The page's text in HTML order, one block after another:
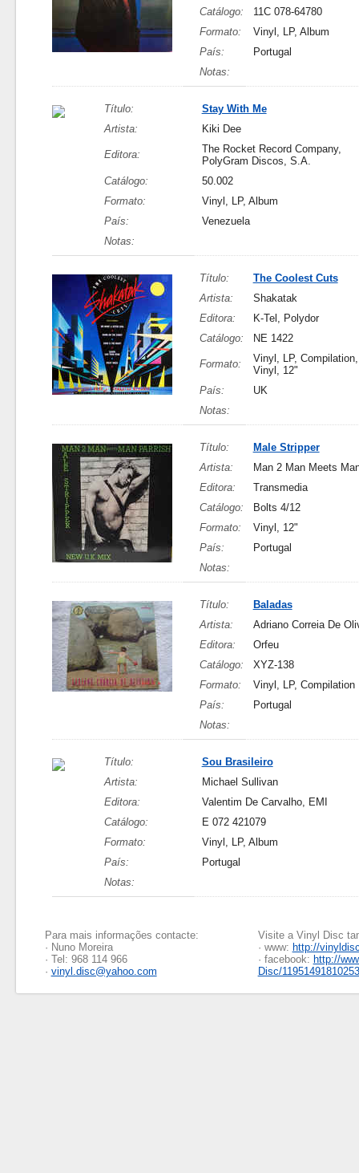
Catálogo:
11C 078-64780
Formato:
Vinyl, LP, Album
País:
Portugal
Notas:
Título:
Stay With Me
Artista:
Kiki Dee
Editora:
The Rocket Record Company,
PolyGram Discos, S.A.
Catálogo:
50.002
Formato:
Vinyl, LP, Album
País:
Venezuela
Notas:
Título:
The Coolest Cuts
Artista:
Shakatak
Editora:
K-Tel, Polydor
Catálogo:
NE 1422
Formato:
Vinyl, LP,
Vinyl, 12"
País:
UK
Notas:
Título:
Male Stripper
Artista:
Man 2 Man Meets
Editora:
Transmedia
Catálogo:
Bolts 4/12
Formato:
Vinyl, 12"
País:
Portugal
Notas:
Título:
Baladas
Artista:
Adriano Correia De
Editora:
Orfeu
Catálogo:
XYZ-138
Formato:
Vinyl, LP, Compilation
País:
Portugal
Notas:
Título:
Sou Brasileiro
Artista:
Michael Sullivan
Editora:
Valentim De Carvalho, EMI
Catálogo:
E 072 421079
Formato:
Vinyl, LP, Album
País:
Portugal
Notas:
Para mais informações contacte:
· Nuno Moreira
· Tel: 968 114 966
· vinyl.disc@yahoo.com
Visite a Vinyl Disc
· www: http://
· facebook: http://
Disc/